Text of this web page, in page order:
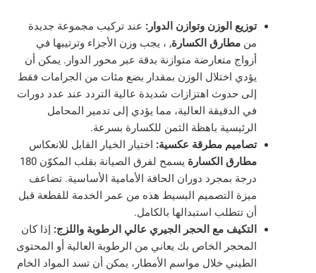
توزيع الوزن وتوازن الدوار:عند تركيب مجموعة جديدة
مطارق الكسارة, ، يجب وزن الأجزاء وترتيبها في
أزواج متعارضة متوازنة بدقة عبر محور الدوار. يمكن أن
يؤدي اختلال الوزن بمقدار بضع مئات من الجرامات فقط
إلى حدوث اهتزازات شديدة عالية التردد عند عدد دورات
في الدقيقة العالية، مما يؤدي إلى تدمير المحامل
الرئيسية باهظة الثمن للكسارة بسرعة.
تصاميم مطرقة عكسية:اختيار الخيار القابل للانعكاس
مطارق الكسارة
يسمح لفرق الصيانة بقلب المكوّن 180
درجة بمجرد دوران الحافة الأمامية الأساسية. تضاعف
ميزة التصميم البسيط هذه من عمر الخدمة للقطعة قبل
أن تتطلب استبدالها بالكامل.
التكيف مع الحجر الجيري عالي الرطوبة واللزج:إذا كان
المحجر الخاص بك يعاني من الرطوبة العالية أو المحتوى
الطيني خلال مواسم الأمطار، يمكن أن تسد المواد الخام